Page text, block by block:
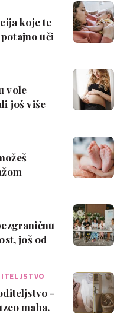
koje te
uči
vole
još više
još od
-
maha.